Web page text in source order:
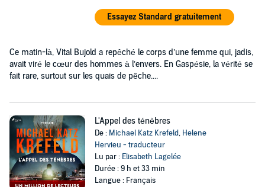
Essayez Standard gratuitement
Ce matin-là, Vital Bujold a repêché le corps d’une femme qui, jadis,
avait viré le cœur des hommes à l’envers. En Gaspésie, la vérité se
fait rare, surtout sur les quais de pêche....
L'Appel des ténèbres
De : Michael Katz Krefeld, Helene
Hervieu - traducteur
Lu par : Elisabeth Lagelée
Durée : 9 h et 33 min
Langue : Français